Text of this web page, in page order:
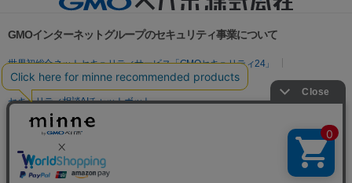
GMOインターネットグループのセキュリティ事業について
世界初総合ネットセキュリティサービス「GMOセキュリティ24」
パスワード漏洩診断
Webサイトリスク診断
セキュリティ相談AIチャットボット
実在証明・盗聴対策
サイバー攻撃対策（GMO Flatt Security）
セキュリティ事業の軌跡